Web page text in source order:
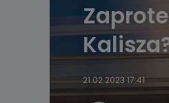
21.02.2023 17:41